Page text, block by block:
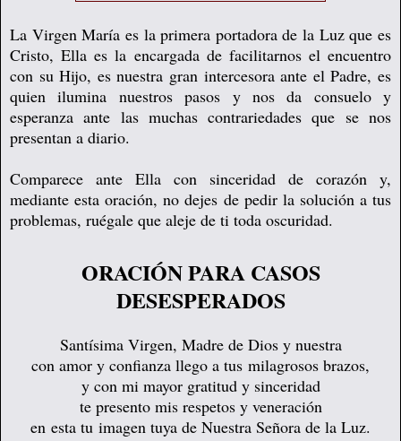
La Virgen María es la primera portadora de la Luz que es
Cristo, Ella es la encargada de facilitarnos el encuentro
con su Hijo, es nuestra gran intercesora ante el Padre, es
quien ilumina nuestros pasos y nos da consuelo y
esperanza ante las muchas contrariedades que se nos
presentan a diario.
Comparece ante Ella con sinceridad de corazón y,
mediante esta oración, no dejes de pedir la solución a tus
problemas, ruégale que aleje de ti toda oscuridad.
ORACIÓN PARA CASOS
DESESPERADOS
Santísima Virgen, Madre de Dios y nuestra
con amor y confianza llego a tus milagrosos brazos,
y con mi mayor gratitud y sinceridad
te presento mis respetos y veneración
en esta tu imagen tuya de Nuestra Señora de la Luz.